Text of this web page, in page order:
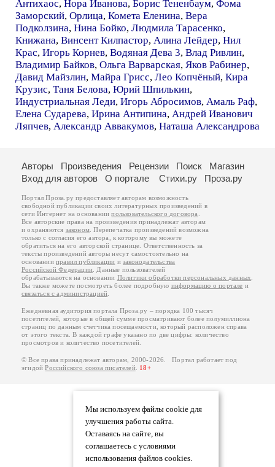
Антихаос, Нора Иванова, Борис Тененбаум, Фома
Заморский, Орлица, Комета Еленина, Вера
Подколзина, Нина Бойко, Людмила Тарасенко,
Книжана, Винсент Килпастор, Алина Лейдер, Нил
Крас, Игорь Корнев, Водяная Дева 3, Влад Ривлин,
Владимир Байков, Ольга Варварская, Яков Рабинер,
Давид Майзлин, Майра Грисс, Лео Копчёный, Кира
Крузис, Таня Белова, Юрий Шпилькин,
Индустриальная Леди, Игорь Абросимов, Амаль Раф,
Елена Сударева, Ирина Антипина, Андрей Иванович
Ляпчев, Александр Аввакумов, Наташа Александрова
Мы используем файлы cookie для
улучшения работы сайта.
Оставаясь на сайте, вы
соглашаетесь с условиями
использования файлов cookies.
Авторы Произведения Рецензии Поиск
Магазин
Вход для авторов
О портале Стихи.ру Проза.ру
Портал Проза.ру предоставляет авторам возможность
свободной публикации своих литературных произведений в
сети Интернет на основаниипользовательского договора
Все авторские права на произведения принадлежат авторам
и охраняются законом . Перепечатка произведений возможна
только с согласия его автора, к которому вы можете
обратиться на его авторской странице. Ответственность за
тексты произведений авторы несут самостоятельно на
основанииправил публикации изаконодательства
Российской Федерации . Данные пользователей
обрабатываются на основании Политики обработки персональных данных
Вы также можете посмотреть более подробную информацию о портале и
связаться с администрацией
Ежедневная аудитория портала Проза.ру – порядка 100 тысяч
посетителей, которые в общей сумме просматривают более полумиллиона
страниц по данным счетчика посещаемости, который расположен справа
от этого текста. В каждой графе указано по две цифры: количество
просмотров и количество посетителей.
© Все права принадлежат авторам, 2000-2026. Портал работает под
эгидойРоссийского союза писателей. 18+